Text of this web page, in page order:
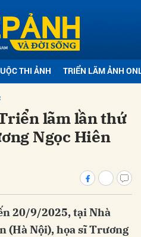
THI ẢNH TRIỂN LÃM ẢNH
lãm lần thứ
Ngọc Hiên
20/9/2025, tại Nhà
(Hà Nội), họa sĩ Trương
Hủy